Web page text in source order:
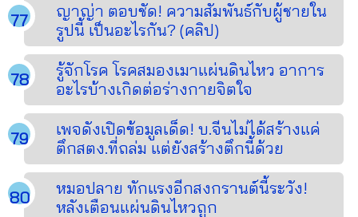
ญาญ่า ตอบชัด! ความสัมพันธ์กับผู้ชายใน
รูปนี้ เป็นอะไรกัน? (คลิป)
รู้จักโรค โรคสมองเมาแผ่นดินไหว อาการ
อะไรบ้างเกิดต่อร่างกายจิตใจ
เพจดังเปิดข้อมูลเด็ด! บ.จีนไม่ได้สร้างแค่
ตึกสตง.ที่ถล่ม แต่ยังสร้างตึกนี้ด้วย
หมอปลาย ทักแรงอีกสงกรานต์นี้ระวัง!
หลังเตือนแผ่นดินไหวถูก